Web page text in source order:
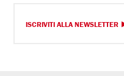
ISCRIVITI ALLA NEWSLETTER